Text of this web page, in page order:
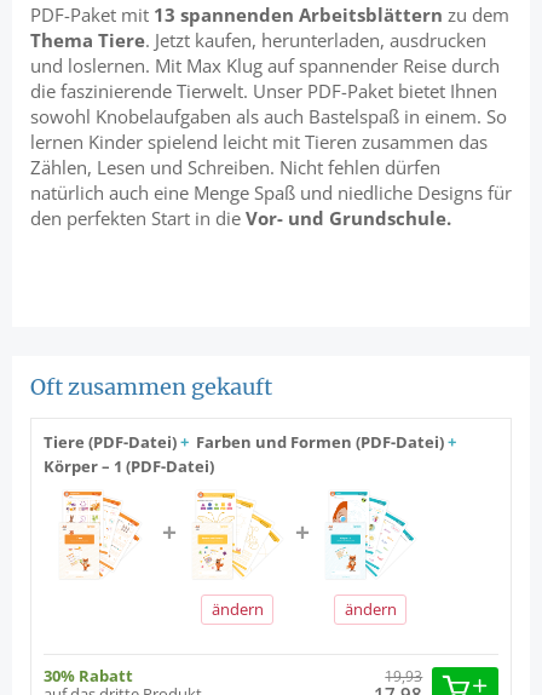
PDF-Paket mit 13 spannenden Arbeitsblättern zu dem
Thema Tiere. Jetzt kaufen, herunterladen, ausdrucken
und loslernen. Mit Max Klug auf spannender Reise durch
die faszinierende Tierwelt. Unser PDF-Paket bietet Ihnen
sowohl Knobelaufgaben als auch Bastelspaß in einem. So
lernen Kinder spielend leicht mit Tieren zusammen das
Zählen, Lesen und Schreiben. Nicht fehlen dürfen
natürlich auch eine Menge Spaß und niedliche Designs für
den perfekten Start in die Vor- und Grundschule.
Oft zusammen gekauft
Tiere (PDF-Datei)+ Farben und Formen (PDF-Datei)+
Körper – 1 (PDF-Datei)
ändern ändern
30% Rabatt 19,93